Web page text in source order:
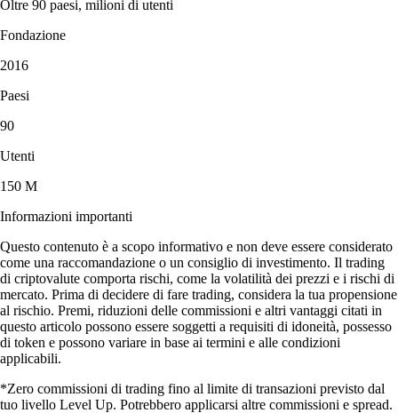
Oltre 90 paesi, milioni di utenti
Fondazione
2016
Paesi
90
Utenti
150 M
Informazioni importanti
Questo contenuto è a scopo informativo e non deve essere considerato
come una raccomandazione o un consiglio di investimento. Il trading
di criptovalute comporta rischi, come la volatilità dei prezzi e i rischi di
mercato. Prima di decidere di fare trading, considera la tua propensione
al rischio. Premi, riduzioni delle commissioni e altri vantaggi citati in
questo articolo possono essere soggetti a requisiti di idoneità, possesso
di token e possono variare in base ai termini e alle condizioni
applicabili.
*Zero commissioni di trading fino al limite di transazioni previsto dal
tuo livello Level Up. Potrebbero applicarsi altre commissioni e spread.